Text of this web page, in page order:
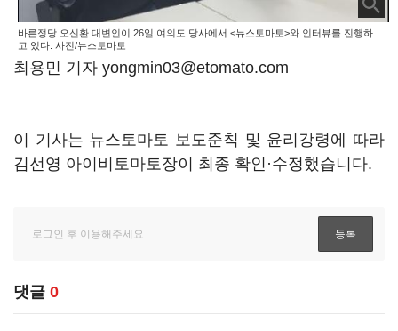
바른정당 오신환 대변인이 26일 여의도 당사에서 <뉴스토마토>와 인터뷰를 진행하
고 있다. 사진/뉴스토마토
최용민 기자 yongmin03@etomato.com
이 기사는 뉴스토마토 보도준칙 및 윤리강령에 따라
김선영 아이비토마토장이 최종 확인·수정했습니다.
댓글 0